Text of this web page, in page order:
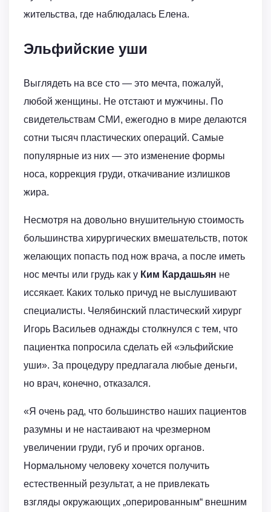
жительства, где наблюдалась Елена.
Эльфийские уши
Выглядеть на все сто — это мечта, пожалуй,
любой женщины. Не отстают и мужчины. По
свидетельствам СМИ, ежегодно в мире делаются
сотни тысяч пластических операций. Самые
популярные из них — это изменение формы
носа, коррекция груди, откачивание излишков
жира.
Несмотря на довольно внушительную стоимость
большинства хирургических вмешательств, поток
желающих попасть под нож врача, а после иметь
нос мечты или грудь как у Ким Кардашьян не
иссякает. Каких только причуд не выслушивают
специалисты. Челябинский пластический хирург
Игорь Васильев однажды столкнулся с тем, что
пациентка попросила сделать ей «эльфийские
уши». За процедуру предлагала любые деньги,
но врач, конечно, отказался.
«Я очень рад, что большинство наших пациентов
разумны и не настаивают на чрезмерном
увеличении груди, губ и прочих органов.
Нормальному человеку хочется получить
естественный результат, а не привлекать
взгляды окружающих „оперированным“ внешним